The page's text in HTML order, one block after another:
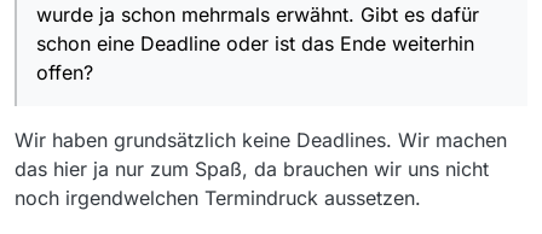
müsste er ja zumindest das Datum der Ausstrahlungen
nach dem 28.07.2019 auch zuordnen und korrekt
anzeigen können.
Ausstrahlungtermin an oder den Mediathek-
Onlinestellungszeitpunkt?
Die “neue angestrebte Architektur” (@ Nicklas2751
wurde ja schon mehrmals erwähnt. Gibt es dafür schon
wurde ja schon mehrmals erwähnt. Gibt es dafür
schon eine Deadline oder ist das Ende weiterhin
offen?
Wir haben grundsätzlich keine Deadlines. Wir machen
das hier ja nur zum Spaß, da brauchen wir uns nicht
noch irgendwelchen Termindruck aussetzen.